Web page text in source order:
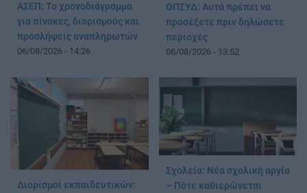
ΑΣΕΠ: Το χρονοδιάγραμμα
για πίνακες, διορισμούς και
προσλήψεις αναπληρωτών
06/08/2026 - 14:26
ΟΠΣΥΔ: Αυτά πρέπει να
προσέξετε πριν δηλώσετε
περιοχές
06/08/2026 - 13:52
Διορισμοί εκπαιδευτικών:
Σχολεία: Νέα σχολική αργία
– Πότε καθιερώνεται